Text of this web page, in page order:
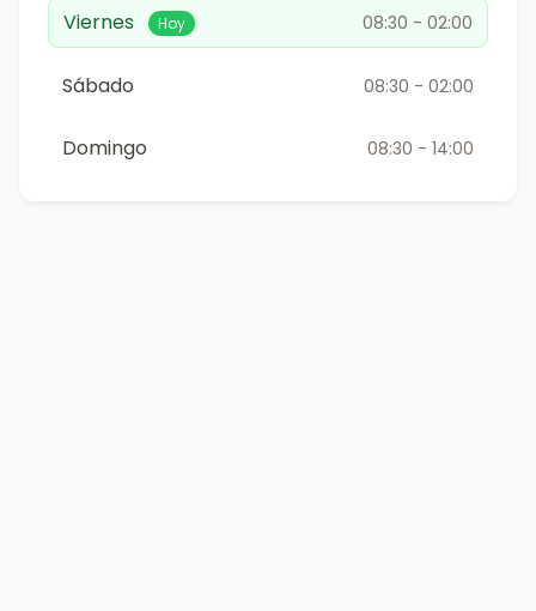
Viernes Hoy 08:30 - 02:00
Sábado 08:30 - 02:00
Domingo 08:30 - 14:00